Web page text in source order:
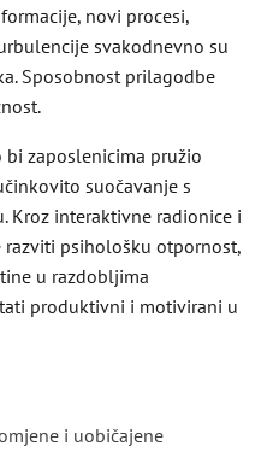
novi procesi,
svakodnevno su
Sposobnost prilagodbe
bi zaposlenicima pružio
suočavanje s
Kroz interaktivne radionice i
razviti psihološku otpornost,
u razdobljima
produktivni i motivirani u
i uobičajene